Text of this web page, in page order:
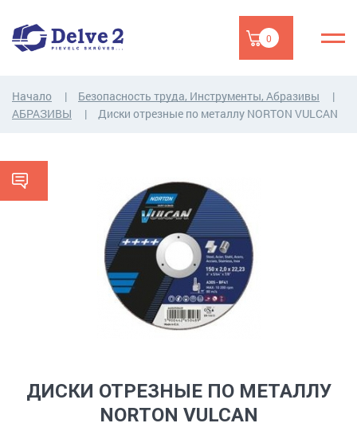
0
Начало
Безопасность труда, Инструменты, Абразивы
АБРАЗИВЫ
Диски отрезные по металлу NORTON VULCAN
ДИСКИ ОТРЕЗНЫЕ ПО МЕТАЛЛУ
NORTON VULCAN